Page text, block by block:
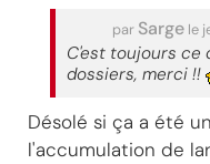
par Sarge le
C'est toujours ce
dossiers, merci !!
Désolé si ça a été
l'accumulation de